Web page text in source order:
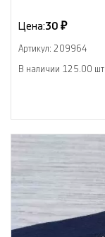
Цена:30 ₽
Артикул: 209964
В наличии 125.00 шт